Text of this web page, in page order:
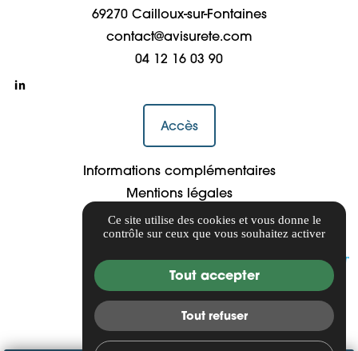
69270 Cailloux-sur-Fontaines
contact@avisurete.com
04 12 16 03 90
Accès
Informations complémentaires
Mentions légales
Politique de confidentialité
Gestion des cookies
Ce site utilise des cookies et vous donne le
contrôle sur ceux que vous souhaitez activer
Tout accepter
Tout refuser